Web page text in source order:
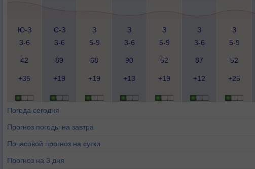
Ю-З
3-6
С-З
3-6
З
5-9
З
3-6
З
5-9
З
3-6
З
5-9
42 89 68 90 52 87 52
+35 +19 +19 +13 +19 +12 +25
Погода сегодня
Прогноз погоды на завтра
Почасовой прогноз на сутки
Прогноз на 3 дня